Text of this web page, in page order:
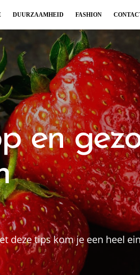
DUURZAAMHEID FASHION
en
deze tips kom je een heel